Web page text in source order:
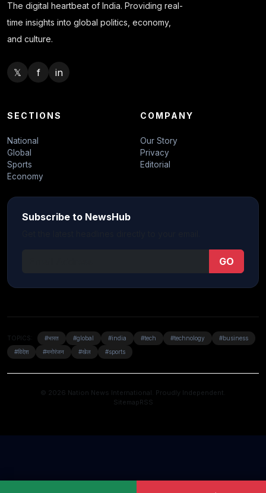
The digital heartbeat of India. Providing real-
time insights into global politics, economy,
and culture.
𝕏 f in
SECTIONS
National
Global
Sports
Economy
COMPANY
Our Story
Privacy
Editorial
Subscribe to NewsHub
GO
TOPICS: #भारत #global #india #tech #technology
#business
#विदेश
#मनोरंजन #खेल #sports
© 2026 Nation News International. Proudly Independent.
SitemapRSS